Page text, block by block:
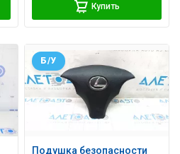
Купить
Подушка безопасности
Б/У